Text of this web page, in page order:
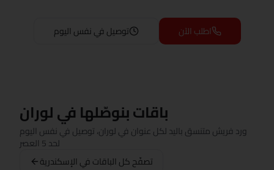
اطلب الآن توصيل في نفس اليوم
باقات بنوصّلها في لوران
ورد فريش متنسق باليد لكل عنوان في لوران، توصيل في نفس اليوم
لحد 5 العصر
تصفّح كل الباقات في الإسكندرية